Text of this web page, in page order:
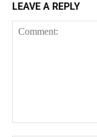
LEAVE A REPLY